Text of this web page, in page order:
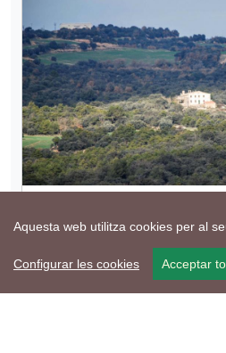
Aquesta web utilitza cookies per al
Configurar les cookies Acceptar
Santa Maria